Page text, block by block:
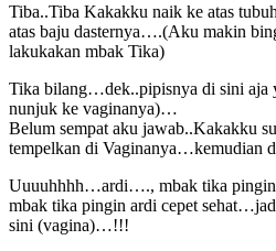
Tiba..Tiba Kakakku naik ke atas
atas baju dasternya….(Aku makin
lakukakan mbak Tika)
Tika bilang…dek..pipisnya di sini
nunjuk ke vaginanya)…
Belum sempat aku jawab..Kakakku
tempelkan di Vaginanya…kemudian
Uuuuhhhh…ardi…., mbak tika
mbak tika pingin ardi cepet
sini (vagina)…!!!